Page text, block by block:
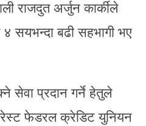
राजदुत अर्जुन कार्कीले
सयभन्दा बढी सहभागी भए
सेवा प्रदान गर्ने हेतुले
फेडरल क्रेडिट युनियन